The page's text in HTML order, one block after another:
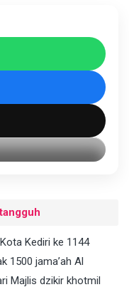
Kediri ke 1144
1500 jama’ah Al
Majlis dzikir khotmil